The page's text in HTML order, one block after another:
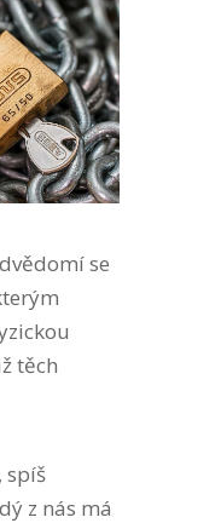
se
těch
spíš
z nás má